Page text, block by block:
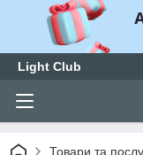
Light Club
Товари та